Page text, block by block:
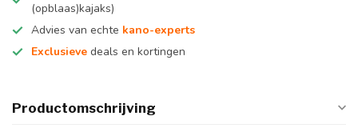
(opblaas)kajaks)
Advies van echte kano-experts
Exclusieve deals en kortingen
Productomschrijving